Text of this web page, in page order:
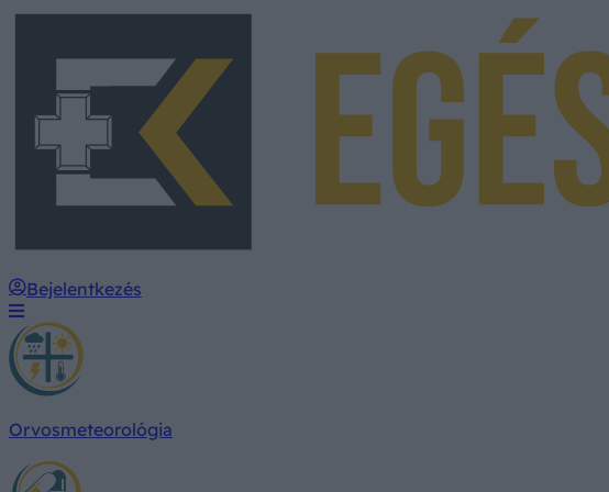
Bejelentkezés
Orvosmeteorológia